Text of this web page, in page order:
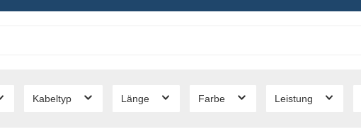
Kabeltyp Länge Farbe Leistung